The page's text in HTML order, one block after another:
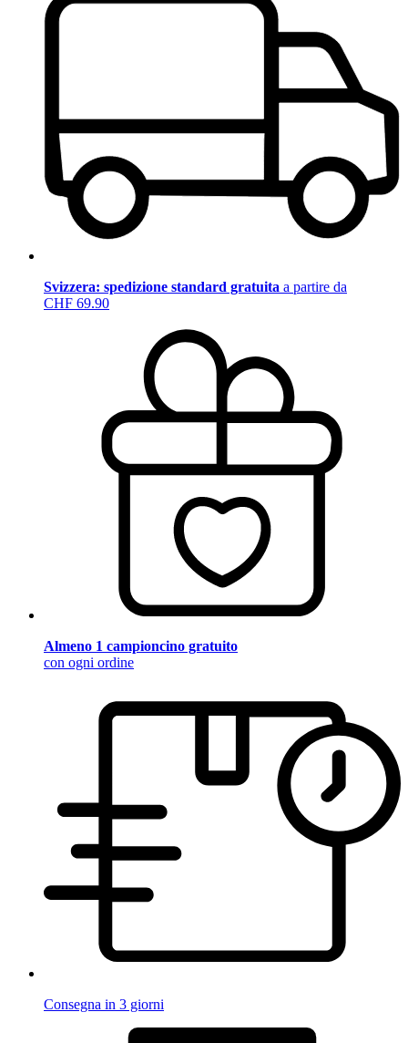
Svizzera: spedizione standard gratuita a partire da
CHF 69.90
Almeno 1 campioncino gratuito
con ogni ordine
Consegna in 3 giorni